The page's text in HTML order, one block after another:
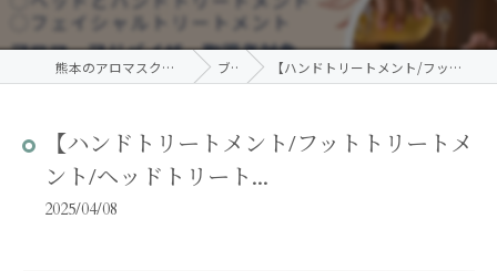
熊本のアロマスクールならAroma Terrace ブログ 【ハンドトリートメント/フットトリートメント/ヘッドトリート...
【ハンドトリートメント/フットトリートメ
ント/ヘッドトリート...
2025/04/08